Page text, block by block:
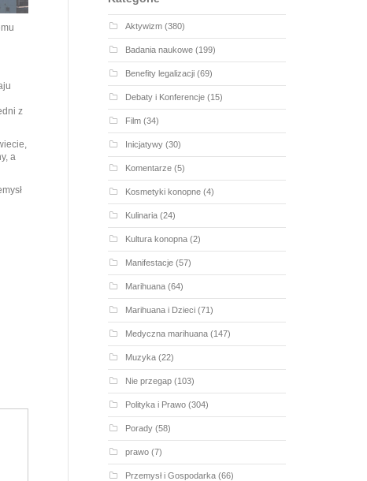
z
a
Aktywizm(380)
Badania naukowe(199)
Benefity legalizacji(69)
Debaty i Konferencje(15)
Film(34)
Inicjatywy(30)
Komentarze(5)
Kosmetyki konopne(4)
Kulinaria(24)
Kultura konopna(2)
Manifestacje(57)
Marihuana(64)
Marihuana i Dzieci(71)
Medyczna marihuana(147)
Muzyka(22)
Nie przegap(103)
Polityka i Prawo(304)
Porady(58)
prawo(7)
Przemysł i Gospodarka(66)